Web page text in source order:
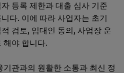
등록 제한과 대출 심사 기준
다. 이에 따라 사업자는 초기
검토, 임대인 동의, 사업장 운
해야 합니다.
관과의 원활한 소통과 최신 정